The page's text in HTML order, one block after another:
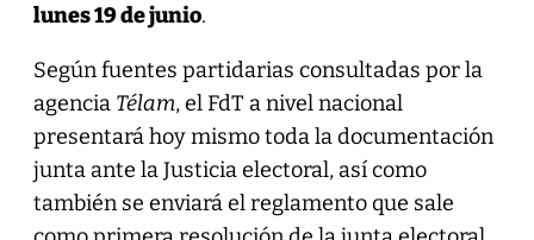
lunes 19 de junio.
Según fuentes partidarias consultadas por la
agencia Télam, el FdT a nivel nacional
presentará hoy mismo toda la documentación
junta ante la Justicia electoral, así como
también se enviará el reglamento que sale